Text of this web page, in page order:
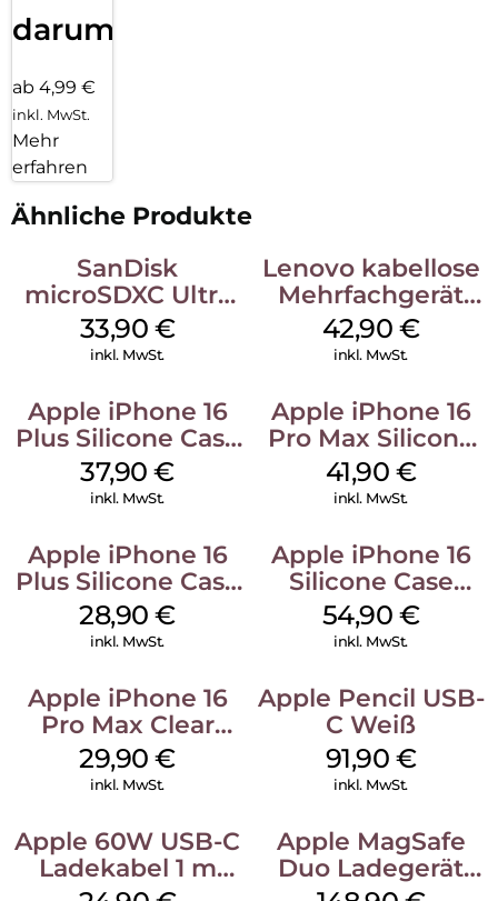
darum!
ab 4,99 €
inkl. MwSt.
Mehr
erfahren
Ähnliche Produkte
SanDisk
microSDXC Ultra
128 GB + Adapter
Mobile
33,90 €
inkl. MwSt.
Lenovo kabellose
Mehrfachgerät
Luna Grey
42,90 €
inkl. MwSt.
Apple iPhone 16
Plus Silicone Case
MagSafe Lake
Green
37,90€
inkl. MwSt.
Apple iPhone 16
Pro Max Silicone
Case MagSafe
Ultramarine
41,90 €
inkl. MwSt.
Apple iPhone 16
Plus Silicone Case
MagSafe Black
28,90€
inkl. MwSt.
Apple iPhone 16
Silicone Case
MagSafe Black
54,90 €
inkl. MwSt.
Apple iPhone 16
Pro Max Clear
Case MagSafe
Transparent
29,90€
inkl. MwSt.
Apple Pencil USB-
C Weiß
91,90 €
inkl. MwSt.
Apple 60W USB-C
Ladekabel 1 m
Weiß
Apple MagSafe
Duo Ladegerät
Weiß